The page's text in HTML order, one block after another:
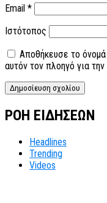
Email *
Ιστότοπος
Αποθήκευσε το
αυτόν τον πλοηγό για
ΡΟΗ ΕΙΔΗΣΕΩΝ
Headlines
Trending
Videos